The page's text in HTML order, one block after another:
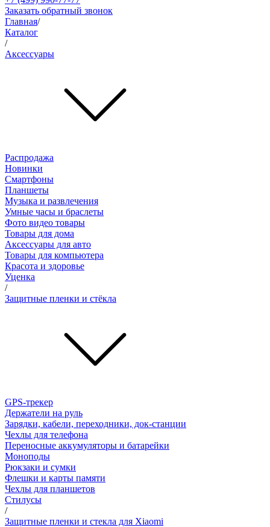
Заказать обратный звонок
Главная/
Каталог
/
Аксессуары
Распродажа
Новинки
Смартфоны
Планшеты
Музыка и развлечения
Умные часы и браслеты
Фото видео товары
Товары для дома
Аксессуары для авто
Товары для компьютера
Красота и здоровье
Уценка
/
Защитные пленки и стёкла
GPS-трекер
Держатели на руль
Зарядки, кабели, переходники, док-станции
Чехлы для телефона
Переносные аккумуляторы и батарейки
Моноподы
Рюкзаки и сумки
Флешки и карты памяти
Чехлы для планшетов
Стилусы
/
Защитные пленки и стекла для Xiaomi